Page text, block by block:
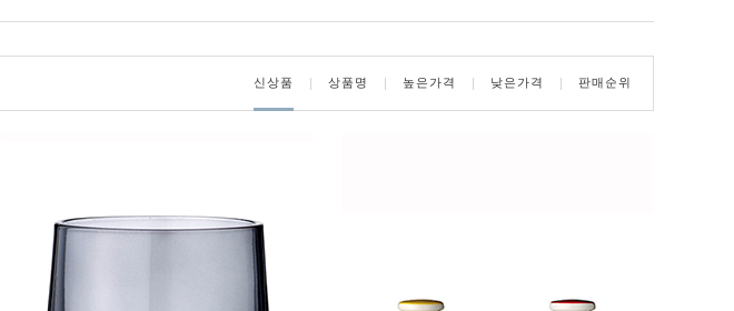
신상품 상품명 높은가격 낮은가격 판매순위